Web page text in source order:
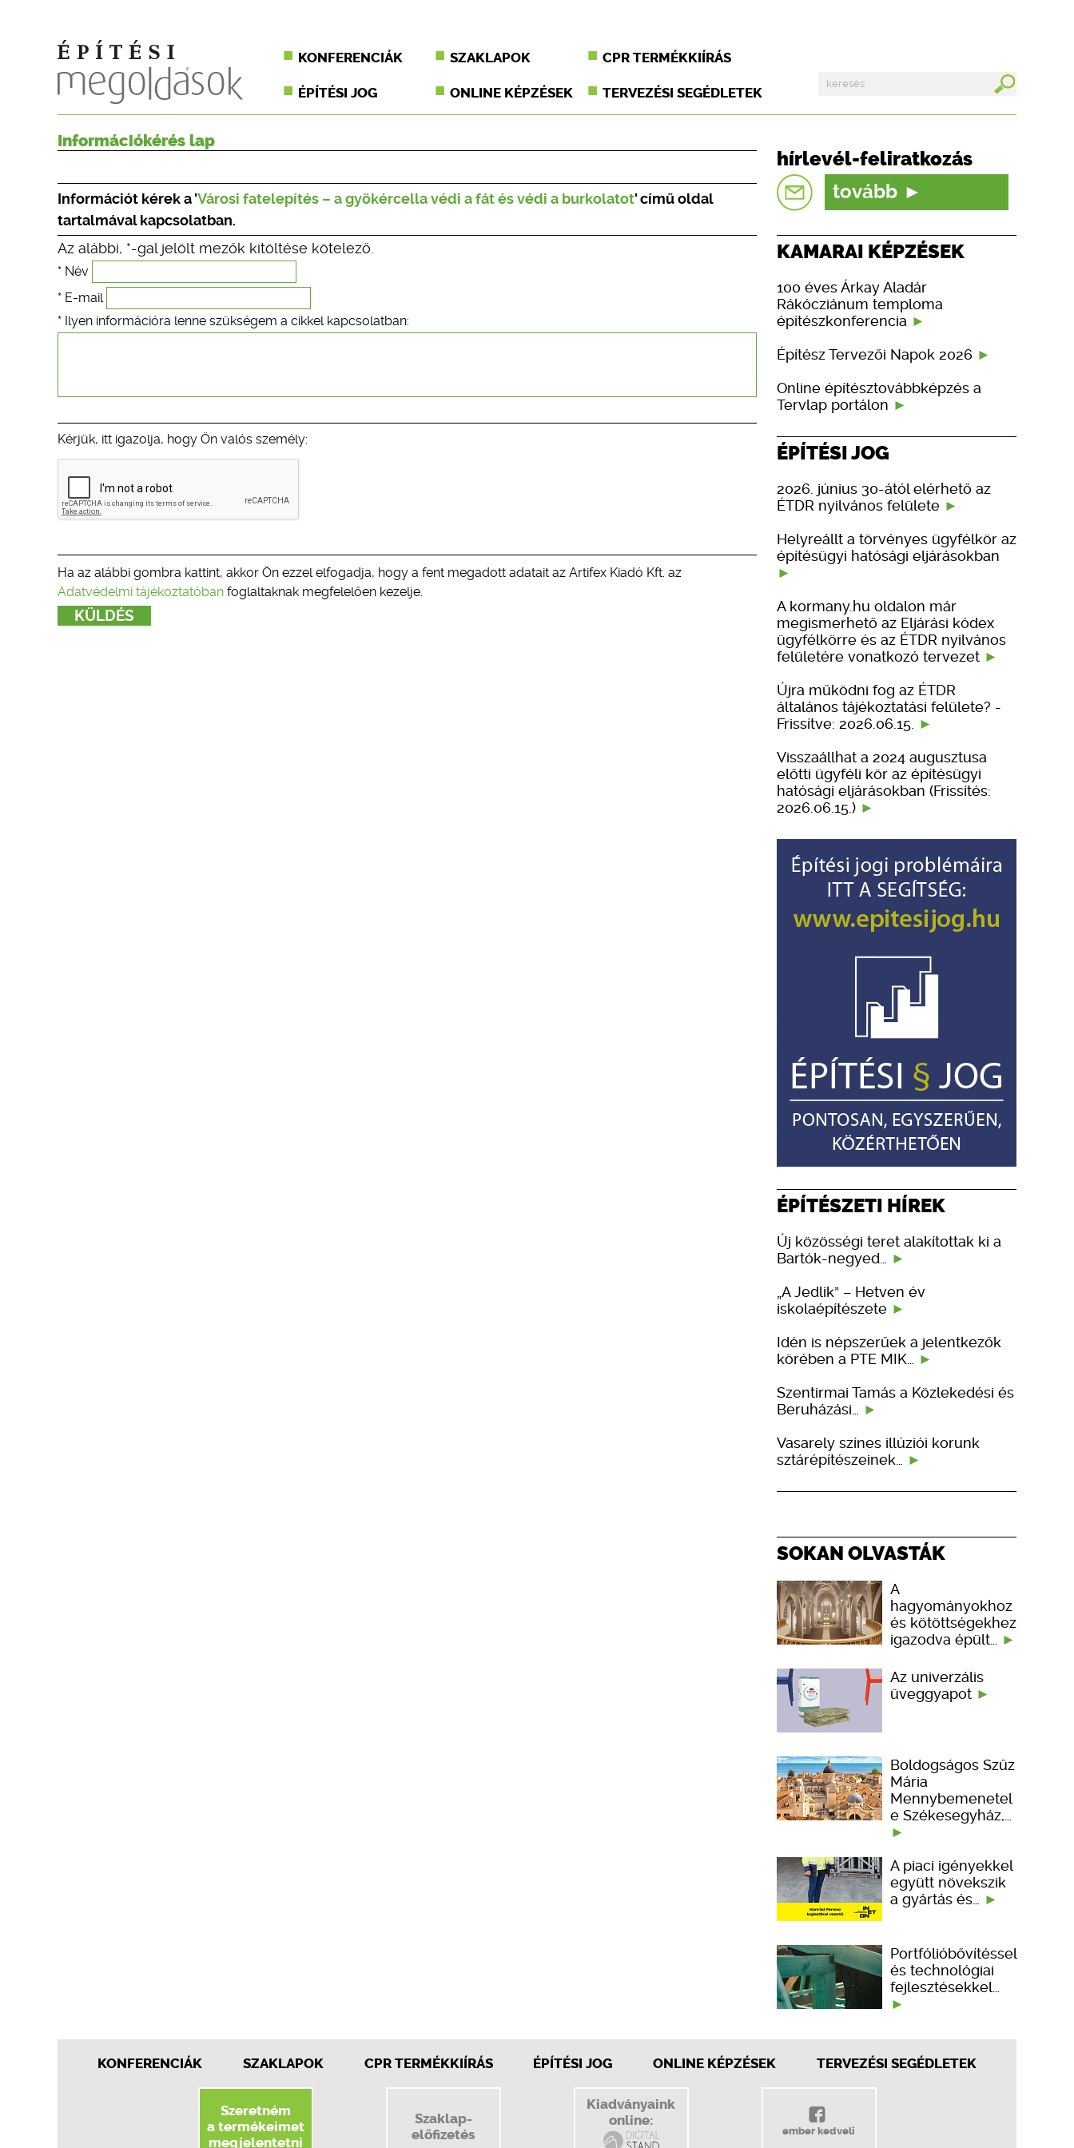
KONFERENCIÁK SZAKLAPOK CPR TERMÉKKIÍRÁS
ÉPÍTÉSI JOG ONLINE KÉPZÉSEK TERVEZÉSI SEGÉDLETEK
Információkérés lap
Információt kérek a 'Városi fatelepítés – a gyökércella védi a fát és védi a burkolatot' című oldal
tartalmával kapcsolatban.
Az alábbi, *-gal jelölt mezők kitöltése kötelező.
* Név
* E-mail
* Ilyen információra lenne szükségem a cikkel kapcsolatban:
Kérjük, itt igazolja, hogy Ön valós személy:
Ha az alábbi gombra kattint, akkor Ön ezzel elfogadja, hogy a fent megadott adatait az Artifex Kiadó Kft. az
Adatvédelmi tájékoztatóban foglaltaknak megfelelően kezelje.
hírlevél-feliratkozás
tovább
KAMARAI KÉPZÉSEK
100 éves Árkay Aladár
Rákócziánum temploma
építészkonferencia
Építész Tervezői Napok 2026
Online építésztovábbképzés a
Tervlap portálon
ÉPÍTÉSI JOG
2026. június 30-ától elérhető az
ÉTDR nyilvános felülete
Helyreállt a törvényes ügyfélkör az
építésügyi hatósági eljárásokban
A kormany.hu oldalon már
megismerhető az Eljárási kódex
ügyfélkörre és az ÉTDR nyilvános
felületére vonatkozó tervezet
Újra működni fog az ÉTDR
általános tájékoztatási felülete? -
Frissítve: 2026.06.15.
Visszaállhat a 2024 augusztusa
előtti ügyféli kör az építésügyi
hatósági eljárásokban (Frissítés:
2026.06.15.)
ÉPÍTÉSZETI HÍREK
Új közösségi teret alakítottak ki a
Bartók-negyed…
„A Jedlik” – Hetven év
iskolaépítészete
Idén is népszerűek a jelentkezők
körében a PTE MIK…
Szentirmai Tamás a Közlekedési és
Beruházási…
Vasarely színes illúziói korunk
sztárépítészeinek…
SOKAN OLVASTÁK
A
hagyományokhoz
és kötöttségekhez
igazodva épült…
Az univerzális
üveggyapot
Boldogságos Szűz
Mária
Mennybemenetel
e Székesegyház,…
A piaci igényekkel
együtt növekszik
a gyártás és…
Portfólióbővítéssel
és technológiai
fejlesztésekkel…
KONFERENCIÁK SZAKLAPOK CPR TERMÉKKIÍRÁS ÉPÍTÉSI JOG ONLINE KÉPZÉSEK TERVEZÉSI SEGÉDLETEK
Szeretném
a termékeimet
megjelentetni
Szaklap-
előfizetés
Kiadványaink
online:
ember kedveli